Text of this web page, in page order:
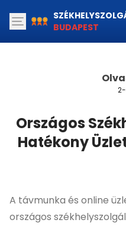
BUDAPEST
Országos
Hatékony
A távmunka és online
országos